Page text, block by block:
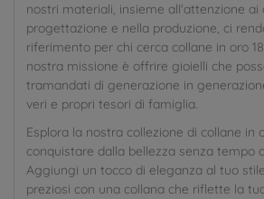
nostri materiali, insieme all'attenzione ai
progettazione e nella produzione, ci
riferimento per chi cerca collane in oro
nostra missione è offrire gioielli che
tramandati di generazione in
veri e propri tesori di famiglia.
Esplora la nostra collezione di collane in
conquistare dalla bellezza senza tempo
Aggiungi un tocco di eleganza al tuo
preziosi con una collana che riflette la